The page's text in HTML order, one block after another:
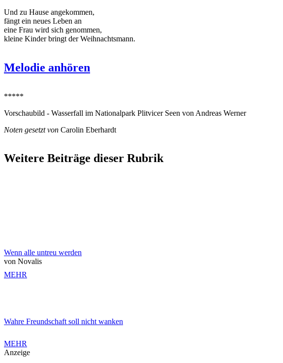
Und zu Hause angekommen,
fängt ein neues Leben an
eine Frau wird sich genommen,
kleine Kinder bringt der Weihnachtsmann.
Melodie anhören
*****
Vorschaubild - Wasserfall im Nationalpark Plitvicer Seen von Andreas Werner
Noten gesetzt von Carolin Eberhardt
Weitere Beiträge dieser Rubrik
Wenn alle untreu werden
von Novalis
MEHR
Wahre Freundschaft soll nicht wanken
MEHR
Anzeige